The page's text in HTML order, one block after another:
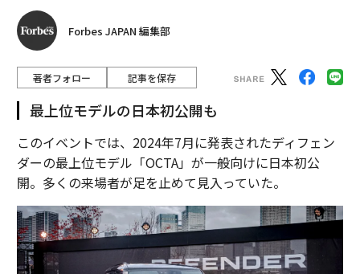
Forbes JAPAN 編集部
著者フォロー 記事を保存
最上位モデルの日本初公開も
このイベントでは、2024年7月に発表されたディフェン
ダーの最上位モデル「OCTA」が一般向けに日本初公
開。多くの来場者が足を止めて見入っていた。